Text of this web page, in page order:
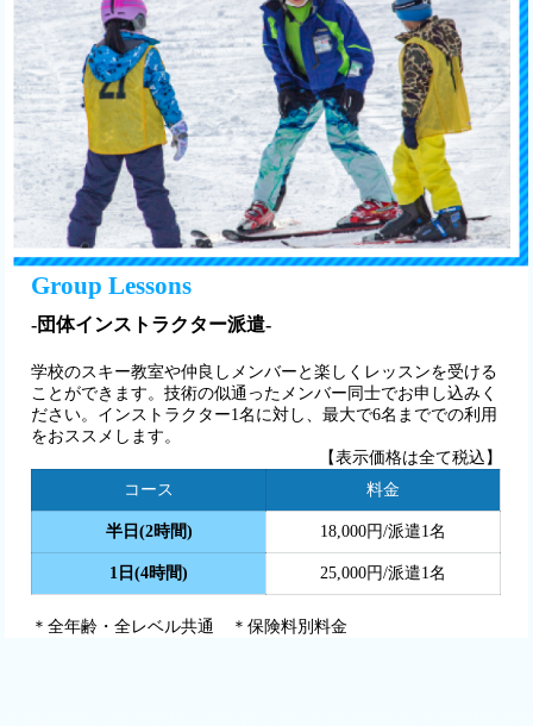
Group Lessons
-団体インストラクター派遣-
学校のスキー教室や仲良しメンバーと楽しくレッスンを受ける
ことができます。技術の似通ったメンバー同士でお申し込みく
ださい。インストラクター1名に対し、最大で6名まででの利用
をおススメします。
【表示価格は全て税込】
コース
料金
半日(2時間) 18,000円/派遣1名
1日(4時間) 25,000円/派遣1名
＊全年齢・全レベル共通 ＊保険料別料金